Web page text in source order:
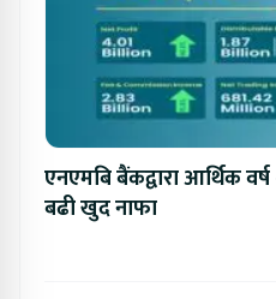
एनएमबि बैंकद्वारा आर्थिक
बढी खुद नाफा